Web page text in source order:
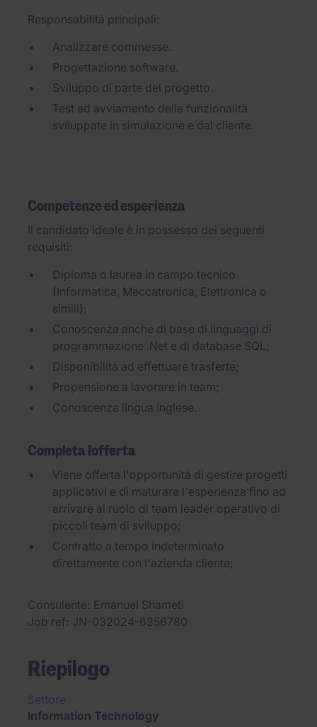
Responsabilità principali:
Analizzare commesse.
Progettazione software.
Sviluppo di parte del progetto.
Test ed avviamento delle funzionalità
sviluppate in simulazione e dal cliente.
Competenze ed esperienza
Il candidato ideale è in possesso dei seguenti
requisiti:
Diploma o laurea in campo tecnico
(Informatica, Meccatronica, Elettronica o
simili);
Conoscenza anche di base di linguaggi di
programmazione .Net e di database SQL;
Disponibilità ad effettuare trasferte;
Propensione a lavorare in team;
Conoscenza lingua inglese.
Completa l'offerta
Viene offerta l'opportunità di gestire progetti
applicativi e di maturare l'esperienza fino ad
arrivare al ruolo di team leader operativo di
piccoli team di sviluppo;
Contratto a tempo indeterminato
direttamente con l'azienda cliente;
Consulente Emanuel Shameti
Job ref JN-032024-6356780
Riepilogo
Information Technology